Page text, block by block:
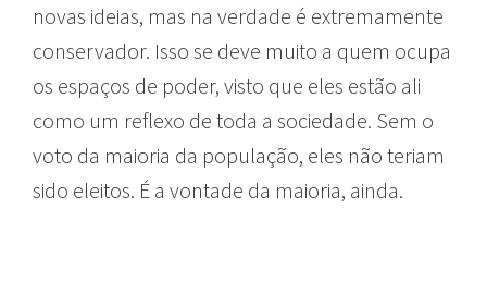
novas ideias, mas na verdade é extremamente
conservador. Isso se deve muito a quem ocupa
os espaços de poder, visto que eles estão ali
como um reflexo de toda a sociedade. Sem o
voto da maioria da população, eles não teriam
sido eleitos. É a vontade da maioria, ainda.